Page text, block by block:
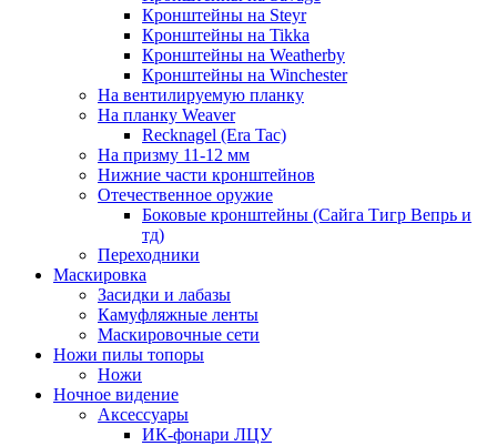
Кронштейны на Steyr
Кронштейны на Tikka
Кронштейны на Weatherby
Кронштейны на Winchester
На вентилируемую планку
На планку Weaver
Recknagel (Era Tac)
На призму 11-12 мм
Нижние части кронштейнов
Отечественное оружие
Боковые кронштейны (Сайга Тигр Вепрь и
тд)
Переходники
Маскировка
Засидки и лабазы
Камуфляжные ленты
Маскировочные сети
Ножи пилы топоры
Ножи
Ночное видение
Аксессуары
ИК-фонари ЛЦУ